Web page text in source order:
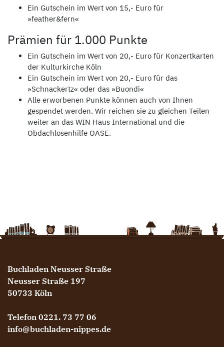
Ein Gutschein im Wert von 15,- Euro für
»feather&fern«
Prämien für 1.000 Punkte
Ein Gutschein im Wert von 20,- Euro für Konzertkarten
der Kulturkirche Köln
Ein Gutschein im Wert von 20,- Euro für das
»Schnackertz« oder das »Buondi«
Alle erworbenen Punkte können auch von Ihnen
gespendet werden. Wir reichen sie zu gleichen Teilen
weiter an das WIN Haus International und die
Obdachlosenhilfe OASE.
Buchladen Neusser Straße
Neusser Straße 197
50733 Köln
Telefon 0221. 73 77 06
info@buchladen-nippes.de